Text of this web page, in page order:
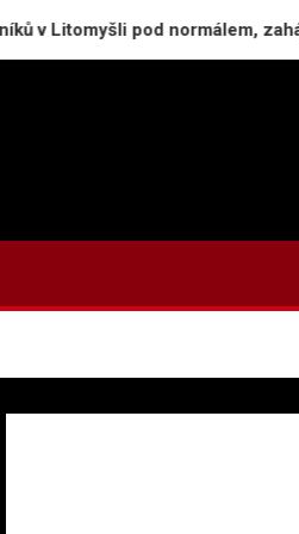
normálem, zahájení